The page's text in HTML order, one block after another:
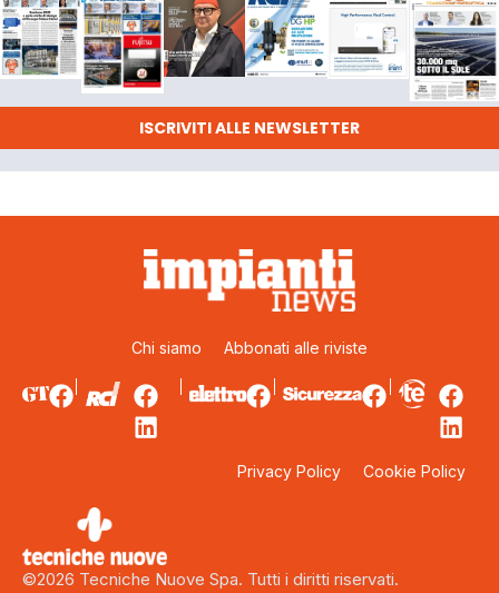
ISCRIVITI ALLE NEWSLETTER
Chi siamo Abbonati alle riviste
Privacy Policy Cookie Policy
©2026 Tecniche Nuove Spa. Tutti i diritti riservati.